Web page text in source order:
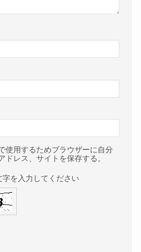
使用するためブラウザーに自分
ドレス、サイトを保存する。
を入力してください